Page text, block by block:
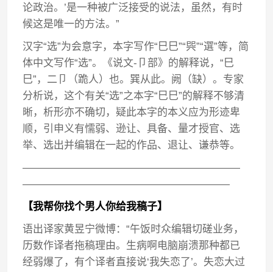
论政治。’是一种被广泛接受的说法，虽然，有时
候这是唯一的方法。”
汉字“选”为会意字，本字写作“巳巳”“巺”“選”等，简
体中文写作“选”。《说文-卩部》的解释说，“巳
巳”，二卩（跪人）也。巽从此。阙（缺）。专家
分析说，这个有关“选”之本字“巳巳”的解释不够清
晰，析形亦不确切，疑此本字的本义应为形迹卑
顺，引申义有懦弱、逊让、具备、量才授官、选
举、选出并编辑在一起的作品、退让、谦恭等。
—————————————————————
————————————————————
【我帮你找个男人你给我稿子】
语出译家黄昱宁微博：“午饭时众编辑切磋业务，
历数作译者拖稿理由。生病啊电脑崩溃那种都已
经弱爆了，有个译者直接说‘我失恋了’。失恋大过